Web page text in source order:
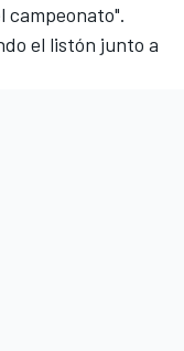
campeonato".
el listón junto a